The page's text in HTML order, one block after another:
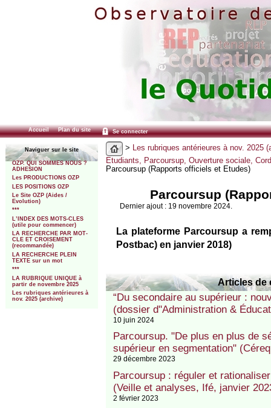
Accueil Plan du site Se connecter
Naviguer sur le site
OZP. QUI SOMMES NOUS ?
ADHESION
Les PRODUCTIONS OZP
LES POSITIONS OZP
Le Site OZP (Aides /
Evolution)
***
L’INDEX DES MOTS-CLES
(utile pour commencer)
LA RECHERCHE PAR MOT-
CLE ET CROISEMENT
(recommandée)
LA RECHERCHE PLEIN
TEXTE sur un mot
***
LA RUBRIQUE UNIQUE à
partir de novembre 2025
Les rubriques antérieures à
nov. 2025 (archive)
> Les rubriques antérieures à nov. 2025
Etudiants, Parcoursup, Ouverture sociale,
Parcoursup (Rapports officiels et Etudes)
Parcoursup
Dernier ajout : 19 novembre 2024.
La plateforme Parcoursup a
Postbac) en janvier 2018)
Articles de
“Du secondaire au supérieur :
(dossier d"Administration &
10 juin 2024
Parcoursup. "De plus en plus de
supérieur en segmentation"
29 décembre 2023
Parcoursup : réguler et
(Veille et analyses, Ifé, janvier
2 février 2023